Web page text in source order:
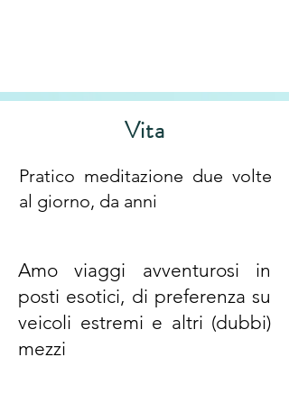
Vita
Pratico meditazione due volte
al giorno, da anni
Amo viaggi avventurosi in
posti esotici, di preferenza su
veicoli estremi e altri (dubbi)
mezzi